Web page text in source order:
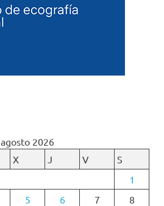
agosto 2026
X J V
S
1
5 6 7
8